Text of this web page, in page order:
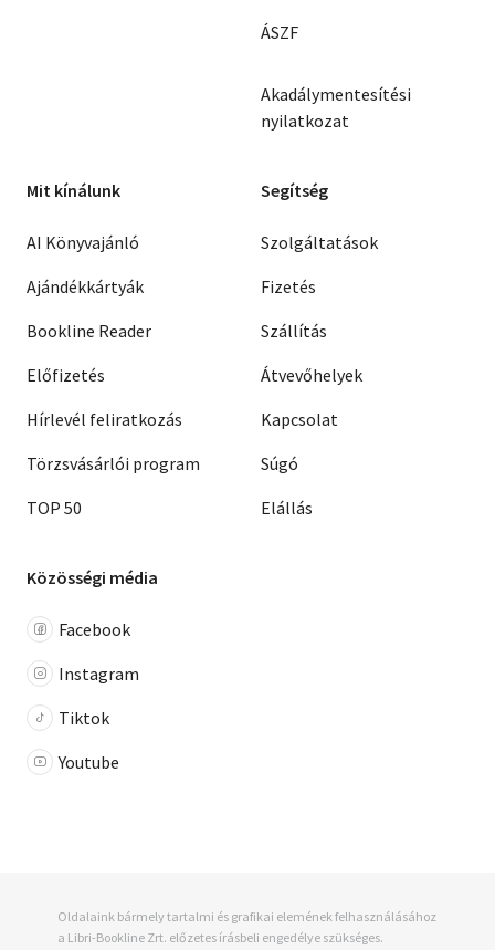
ÁSZF
Akadálymentesítési
nyilatkozat
Mit kínálunk
AI Könyvajánló
Ajándékkártyák
Bookline Reader
Előfizetés
Hírlevél feliratkozás
Törzsvásárlói program
TOP 50
Segítség
Szolgáltatások
Fizetés
Szállítás
Átvevőhelyek
Kapcsolat
Súgó
Elállás
Közösségi média
Facebook
Instagram
Tiktok
Youtube
Oldalaink bármely tartalmi és grafikai elemének felhasználásához
a Libri-Bookline Zrt. előzetes írásbeli engedélye szükséges.